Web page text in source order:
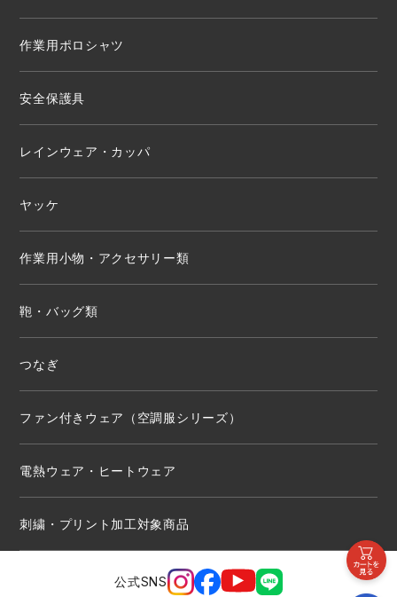
作業用ポロシャツ
安全保護具
レインウェア・カッパ
ヤッケ
作業用小物・アクセサリー類
鞄・バッグ類
つなぎ
ファン付きウェア（空調服シリーズ）
電熱ウェア・ヒートウェア
刺繍・プリント加工対象商品
公式SNS